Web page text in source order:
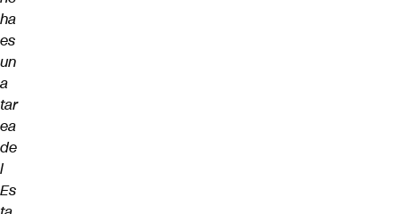
ha
es
un
a
tar
ea
de
l
Es